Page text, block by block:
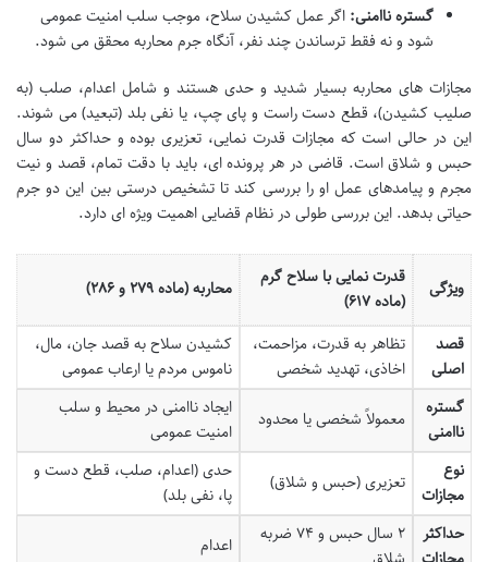
گستره ناامنی: اگر عمل کشیدن سلاح، موجب سلب امنیت عمومی
شود و نه فقط ترساندن چند نفر، آنگاه جرم محاربه محقق می شود.
مجازات های محاربه بسیار شدید و حدی هستند و شامل اعدام، صلب (به
صلیب کشیدن)، قطع دست راست و پای چپ، یا نفی بلد (تبعید) می شوند.
این در حالی است که مجازات قدرت نمایی، تعزیری بوده و حداکثر دو سال
حبس و شلاق است. قاضی در هر پرونده ای، باید با دقت تمام، قصد و نیت
مجرم و پیامدهای عمل او را بررسی کند تا تشخیص درستی بین این دو جرم
حیاتی بدهد. این بررسی طولی در نظام قضایی اهمیت ویژه ای دارد.
ویژگی
قدرت نمایی با سلاح گرم
(ماده ۶۱۷)
محاربه (ماده ۲۷۹ و ۲۸۶)
قصد
اصلی
تظاهر به قدرت، مزاحمت،
اخاذی، تهدید شخصی
کشیدن سلاح به قصد جان، مال،
ناموس مردم یا ارعاب عمومی
گستره
ناامنی
معمولاً شخصی یا محدود
ایجاد ناامنی در محیط و سلب
امنیت عمومی
نوع
مجازات
تعزیری (حبس و شلاق)
حدی (اعدام، صلب، قطع دست و
پا، نفی بلد)
حداکثر
۲ سال حبس و ۷۴ ضربه
اعدام